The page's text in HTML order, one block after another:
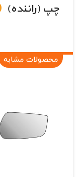
چپ (راننده)
محصولات مشابه